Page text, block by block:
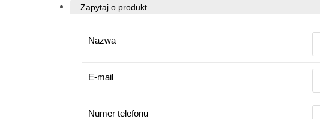
Zapytaj o produkt
Nazwa
E-mail
Numer telefonu